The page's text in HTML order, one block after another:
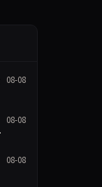
08-08
08-08
08-08